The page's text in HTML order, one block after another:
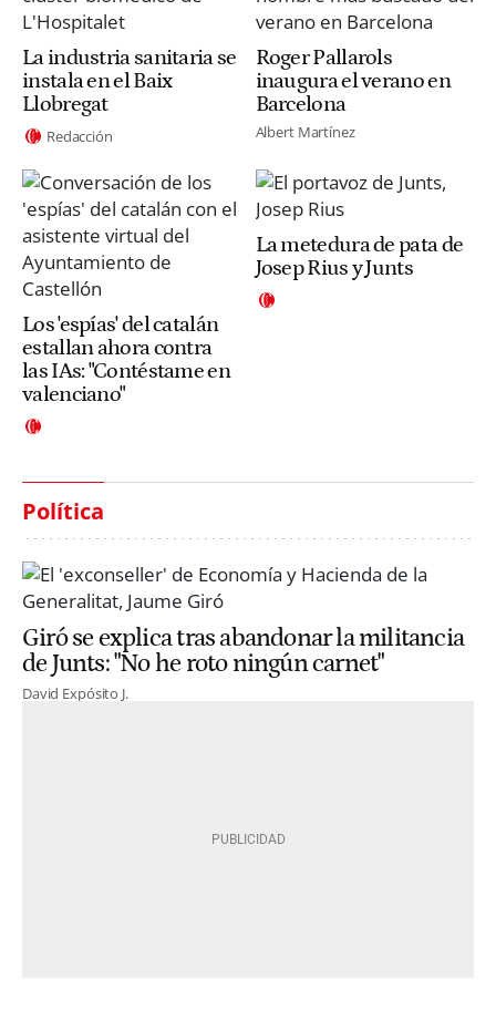
La industria sanitaria se
instala en el Baix
Llobregat
Redacción
Roger Pallarols
inaugura el verano en
Barcelona
Albert Martínez
Los 'espías' del catalán
estallan ahora contra
las IAs: "Contéstame en
valenciano"
La metedura de pata de
Josep Rius y Junts
Política
Giró se explica tras abandonar la militancia
de Junts: "No he roto ningún carnet"
David Expósito J.